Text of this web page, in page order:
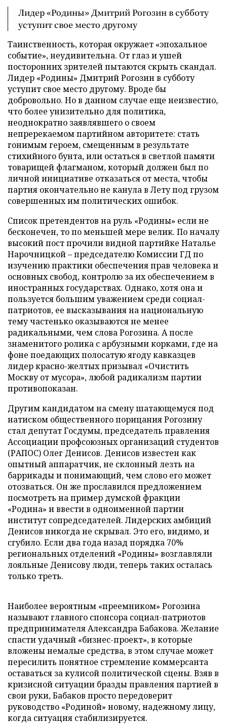
Лидер «Родины» Дмитрий Рогозин в субботу
уступит свое место другому
Таинственность, которая окружает «эпохальное
событие», неудивительна. От глаз и ушей
посторонних зрителей пытаются скрыть скандал.
Лидер «Родины» Дмитрий Рогозин в субботу
уступит свое место другому. Вроде бы
добровольно. Но в данном случае еще неизвестно,
что более унизительно для политика,
неоднократно заявлявшего о своем
непререкаемом партийном авторитете: стать
гонимым героем, смещенным в результате
стихийного бунта, или остаться в светлой памяти
товарищей флагманом, который должен был по
личной инициативе отказаться от места, чтобы
партия окончательно не канула в Лету под грузом
совершенных им политических ошибок.
Список претендентов на руль «Родины» если не
бесконечен, то по меньшей мере велик. По началу
высокий пост прочили видной партийке Наталье
Нарочницкой – председателю Комиссии ГД по
изучению практики обеспечения прав человека и
основных свобод, контролю за их обеспечением в
иностранных государствах. Однако, хотя она и
пользуется большим уважением среди социал-
патриотов, ее высказывания на национальную
тему частенько оказываются не менее
радикальными, чем слова Рогозина. А после
знаменитого ролика с арбузными корками, где на
фоне поедающих полосатую ягоду кавказцев
лидер красно-желтых призывал «Очистить
Москву от мусора», любой радикализм партии
противопоказан.
Другим кандидатом на смену шатающемуся под
натиском общественного порицания Рогозину
стал депутат Госдумы, председатель правления
Ассоциации профсоюзных организаций студентов
(РАПОС) Олег Денисов. Денисов известен как
опытный аппаратчик, не склонный лезть на
баррикады и понимающий, чем слово его может
отозваться. Он же прославился предложением
посмотреть на пример думской фракции
«Родина» и ввести в одноименной партии
институт сопредседателей. Лидерских амбиций
Денисов никогда не скрывал. Это его, видимо, и
сгубило. Если два года назад порядка 70%
региональных отделений «Родины» возглавляли
лояльные Денисову люди, теперь таких осталась
только треть.
Наиболее вероятным «преемником» Рогозина
называют главного спонсора социал-патриотов
предпринимателя Александра Бабакова. Желание
спасти удачный «бизнес-проект», в которые
вложены немалые средства, в этом случае может
пересилить понятное стремление коммерсанта
оставаться за кулисой политической сцены. Взяв в
кризисной ситуации бразды правления партией в
свои руки, Бабаков просто передоверит
руководство «Родиной» новому, надежному лицу,
когда ситуация стабилизируется.